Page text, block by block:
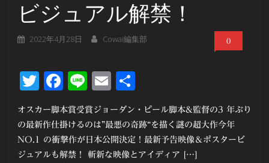
ビジュアル解禁！
2022年4月28日 Cowai編集部 0
Twitter
Facebook
LineEmail
オスカー脚本賞受賞ジョーダン・ピール脚本&監督の3 年ぶり
の最新作仕掛けるのは”最悪の奇跡“を描く謎の超大作今年
NO.1 の衝撃作が日本公開決定！最新予告映像＆ポスタービ
ジュアルも解禁！ 斬新な映像とアイディア […]